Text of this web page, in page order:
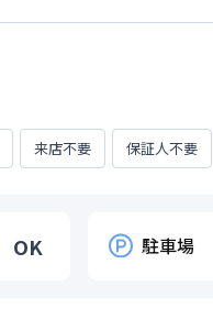
来店不要 保証人不要
OK 駐車場